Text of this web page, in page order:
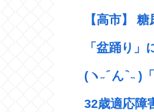
【高市】
「盆踊り
(ヽ˶ ᷇ ん ᷆ ˵ )
32歳適応障